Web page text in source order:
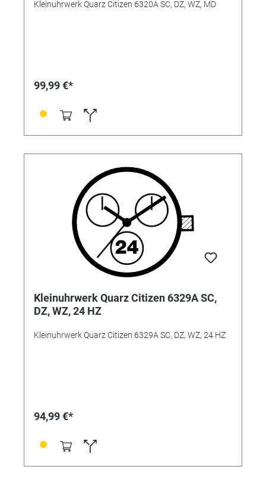
Kleinuhrwerk Quarz Citizen 6320A SC, DZ, WZ, MD
99,99 €*
Kleinuhrwerk Quarz Citizen 6329A SC,
DZ, WZ, 24 HZ
Kleinuhrwerk Quarz Citizen 6329A SC, DZ, WZ, 24 HZ
94,99 €*